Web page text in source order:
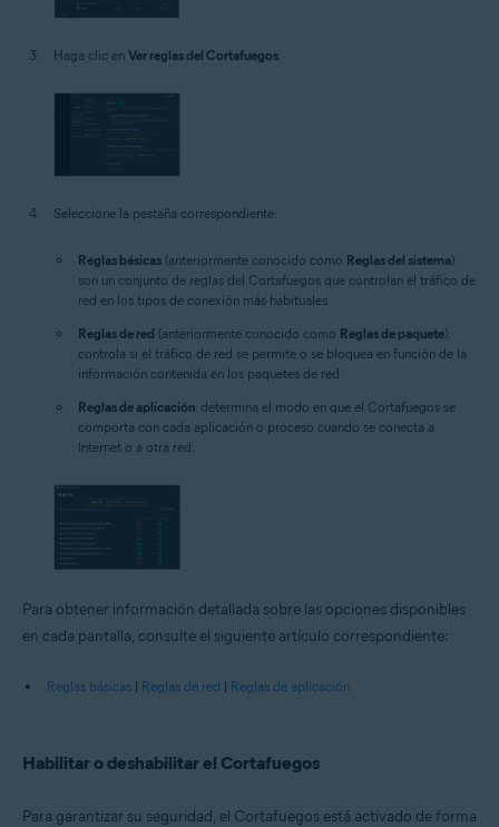
Haga clic en Ver reglas del Cortafuegos
Seleccione la pestaña correspondiente:
Reglas básicas (anteriormente conocido como Reglas del sistema):
son un conjunto de reglas del Cortafuegos que controlan el tráfico de
red en los tipos de conexión más habituales.
Reglas de red (anteriormente conocido como Reglas de paquete):
controla si el tráfico de red se permite o se bloquea en función de la
información contenida en los paquetes de red.
Reglas de aplicación: determina el modo en que el Cortafuegos se
comporta con cada aplicación o proceso cuando se conecta a
Internet o a otra red.
Para obtener información detallada sobre las opciones disponibles
en cada pantalla, consulte el siguiente artículo correspondiente:
Reglas básicas | Reglas de red | Reglas de aplicación
Habilitar o deshabilitar el Cortafuegos
Para garantizar su seguridad, el Cortafuegos está activado de forma